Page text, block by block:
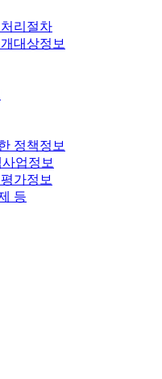
리절차
대상정보
정책정보
업정보
가정보
등